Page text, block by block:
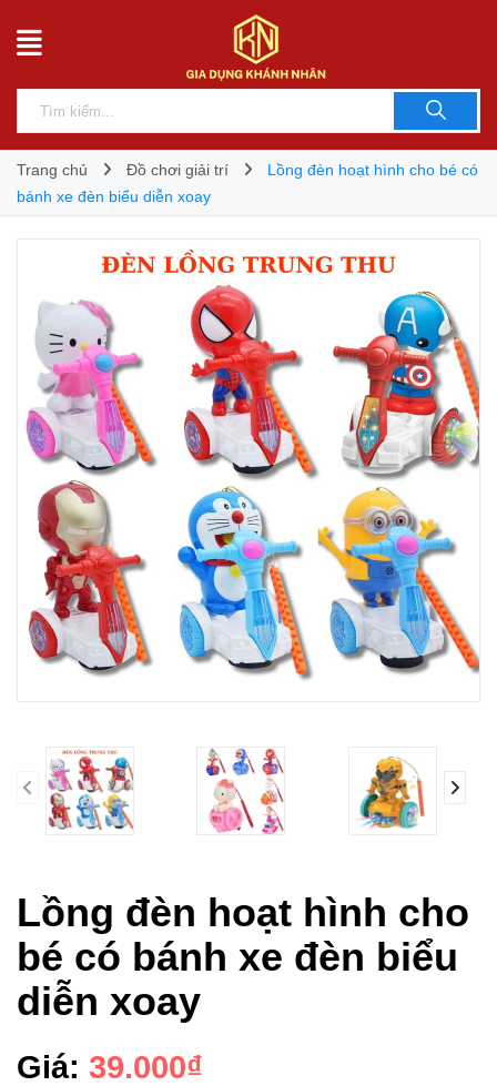
Trang chủ Đồ chơi giải trí
Lồng đèn hoạt hình cho bé có
bánh xe đèn biểu diễn xoay
prev
Lồng đèn hoạt hình cho
bé có bánh xe đèn biểu
diễn xoay
Giá: 39.000₫